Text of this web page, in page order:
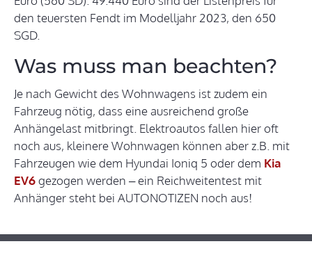
den teuersten Fendt im Modelljahr 2023, den 650
SGD.
Was muss man beachten?
Je nach Gewicht des Wohnwagens ist zudem ein
Fahrzeug nötig, dass eine ausreichend große
Anhängelast mitbringt. Elektroautos fallen hier oft
noch aus, kleinere Wohnwagen können aber z.B. mit
Fahrzeugen wie dem Hyundai Ioniq 5 oder dem Kia
EV6gezogen werden – ein Reichweitentest mit
Anhänger steht bei AUTONOTIZEN noch aus!